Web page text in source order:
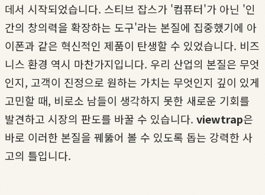
데서 시작되었습니다. 스티브 잡스가 '컴퓨터'가 아닌 '인
간의 창의력을 확장하는 도구'라는 본질에 집중했기에 아
이폰과 같은 혁신적인 제품이 탄생할 수 있었습니다. 비즈
니스 환경 역시 마찬가지입니다. 우리 산업의 본질은 무엇
인지, 고객이 진정으로 원하는 가치는 무엇인지 깊이 있게
고민할 때, 비로소 남들이 생각하지 못한 새로운 기회를
발견하고 시장의 판도를 바꿀 수 있습니다. viewtrap은
바로 이러한 본질을 꿰뚫어 볼 수 있도록 돕는 강력한 사
고의 틀입니다.